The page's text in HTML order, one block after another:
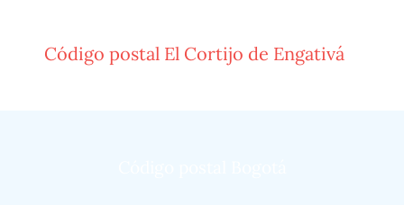
Código postal El Cortijo de Engativá